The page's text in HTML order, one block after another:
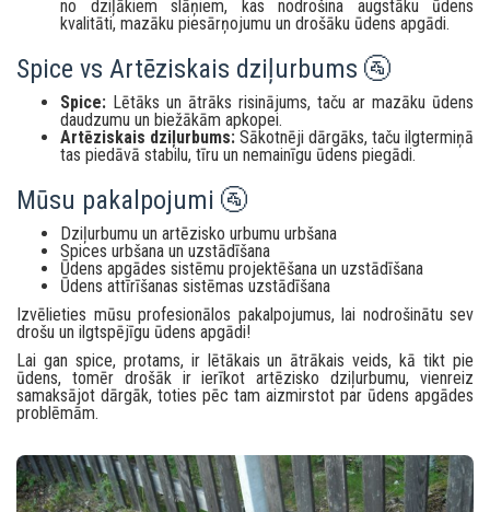
no dziļākiem slāņiem, kas nodrošina augstāku ūdens
kvalitāti, mazāku piesārņojumu un drošāku ūdens apgādi.
Spice vs Artēziskais dziļurbums 🚰
Spice: Lētāks un ātrāks risinājums, taču ar mazāku ūdens
daudzumu un biežākām apkopei.
Artēziskais dziļurbums: Sākotnēji dārgāks, taču ilgtermiņā
tas piedāvā stabilu, tīru un nemainīgu ūdens piegādi.
Mūsu pakalpojumi 🚰
Dziļurbumu un artēzisko urbumu urbšana
Spices urbšana un uzstādīšana
Ūdens apgādes sistēmu projektēšana un uzstādīšana
Ūdens attīrīšanas sistēmas uzstādīšana
Izvēlieties mūsu profesionālos pakalpojumus, lai nodrošinātu sev
drošu un ilgtspējīgu ūdens apgādi!
Lai gan spice, protams, ir lētākais un ātrākais veids, kā tikt pie
ūdens, tomēr drošāk ir ierīkot artēzisko dziļurbumu, vienreiz
samaksājot dārgāk, toties pēc tam aizmirstot par ūdens apgādes
problēmām.